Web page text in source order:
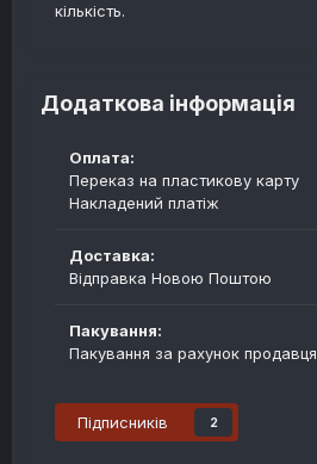
кількість.
Додаткова інформація
Оплата:
Переказ на пластикову карту
Накладений платіж
Доставка:
Відправка Новою Поштою
Пакування:
Пакування за рахунок продавця
Підписників 2